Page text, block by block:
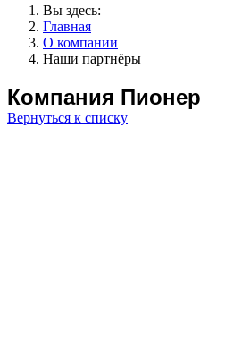
Вы здесь:
Главная
О компании
Наши партнёры
Компания Пионер
Вернуться к списку